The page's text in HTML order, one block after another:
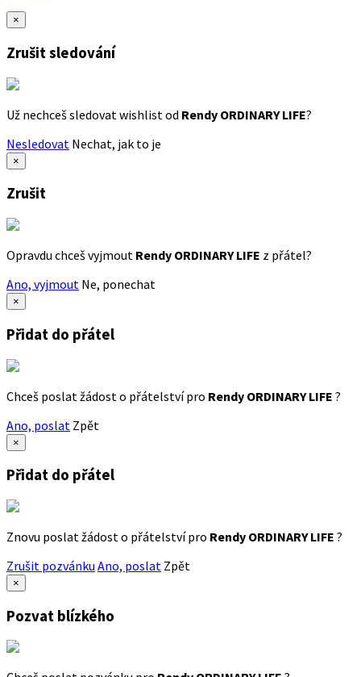
×
Zrušit sledování
Už nechceš sledovat wishlist od Rendy ORDINARY LIFE?
Nesledovat Nechat, jak to je
×
Zrušit
Opravdu chceš vyjmout Rendy ORDINARY LIFE z přátel?
Ano, vyjmout Ne, ponechat
×
Přidat do přátel
Chceš poslat žádost o přátelství pro Rendy ORDINARY LIFE ?
Ano, poslat Zpět
×
Přidat do přátel
Znovu poslat žádost o přátelství pro Rendy ORDINARY LIFE ?
Zrušit pozvánku Ano, poslat Zpět
×
Pozvat blízkého